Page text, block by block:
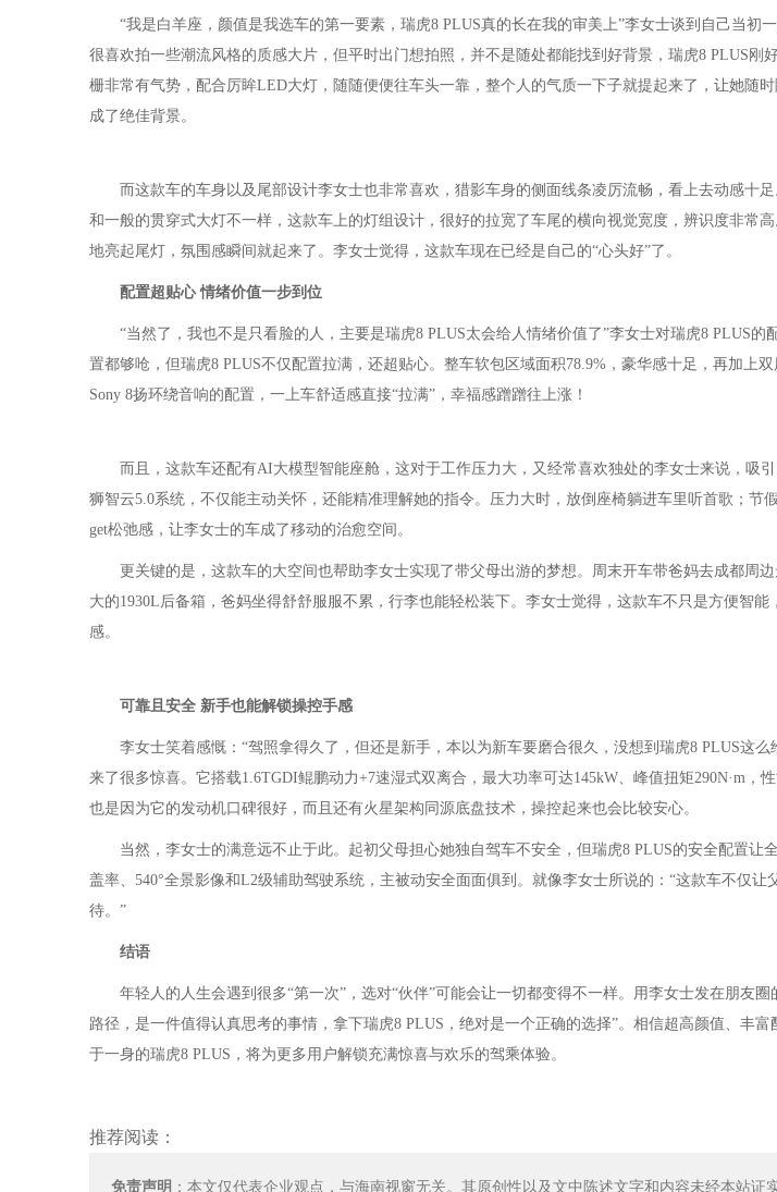
“我是白羊座，颜值是我选车的第一要素，瑞虎8 PLUS真的长在我的审美上”李女士谈到自己当初
很喜欢拍一些潮流风格的质感大片，但平时出门想拍照，并不是随处都能找到好背景，瑞虎8 PLUS刚
栅非常有气势，配合厉眸LED大灯，随随便便往车头一靠，整个人的气质一下子就提起来了，让她随
成了绝佳背景。
而这款车的车身以及尾部设计李女士也非常喜欢，猎影车身的侧面线条凌厉流畅，看上去动感十
和一般的贯穿式大灯不一样，这款车上的灯组设计，很好的拉宽了车尾的横向视觉宽度，辨识度非常
地亮起尾灯，氛围感瞬间就起来了。李女士觉得，这款车现在已经是自己的“心头好”了。
配置超贴心 情绪价值一步到位
“当然了，我也不是只看脸的人，主要是瑞虎8 PLUS太会给人情绪价值了”李女士对瑞虎8 PLUS的
置都够呛，但瑞虎8 PLUS不仅配置拉满，还超贴心。整车软包区域面积78.9%，豪华感十足，再加上
Sony 8扬环绕音响的配置，一上车舒适感直接“拉满”，幸福感蹭蹭往上涨！
而且，这款车还配有AI大模型智能座舱，这对于工作压力大，又经常喜欢独处的李女士来说，吸
狮智云5.0系统，不仅能主动关怀，还能精准理解她的指令。压力大时，放倒座椅躺进车里听首歌；节
get松弛感，让李女士的车成了移动的治愈空间。
更关键的是，这款车的大空间也帮助李女士实现了带父母出游的梦想。周末开车带爸妈去成都周
大的1930L后备箱，爸妈坐得舒舒服服不累，行李也能轻松装下。李女士觉得，这款车不只是方便智
感。
可靠且安全 新手也能解锁操控手感
李女士笑着感慨：“驾照拿得久了，但还是新手，本以为新车要磨合很久，没想到瑞虎8 PLUS这
来了很多惊喜。它搭载1.6TGDI鲲鹏动力+7速湿式双离合，最大功率可达145kW、峰值扭矩290N·m，
也是因为它的发动机口碑很好，而且还有火星架构同源底盘技术，操控起来也会比较安心。
当然，李女士的满意远不止于此。起初父母担心她独自驾车不安全，但瑞虎8 PLUS的安全配置让
盖率、540°全景影像和L2级辅助驾驶系统，主被动安全面面俱到。就像李女士所说的：“这款车不仅让
待。”
结语
年轻人的人生会遇到很多“第一次”，选对“伙伴”可能会让一切都变得不一样。用李女士发在朋友
路径，是一件值得认真思考的事情，拿下瑞虎8 PLUS，绝对是一个正确的选择”。相信超高颜值、丰
于一身的瑞虎8 PLUS，将为更多用户解锁充满惊喜与欢乐的驾乘体验。
推荐阅读：
免责声明 ：本文仅代表企业观点，与海南视窗无关。其原创性以及文中陈述文字和内容未经本站证